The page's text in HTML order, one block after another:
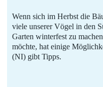
Wenn sich im Herbst die
viele unserer Vögel in den
Garten winterfest zu
möchte, hat einige
(NI) gibt Tipps.